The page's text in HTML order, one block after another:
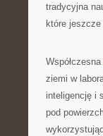
tradycyjna
które
Współczesna
ziemi w
inteligencję i
pod